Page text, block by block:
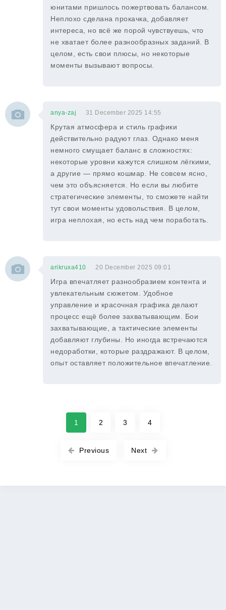
юнитами пришлось пожертвовать балансом.
Неплохо сделана прокачка, добавляет
интереса, но всё же порой чувствуешь, что
не хватает более разнообразных заданий. В
целом, есть свои плюсы, но некоторые
моменты вызывают вопросы.
anya-zaj 31 December 2025 14:55
Крутая атмосфера и стиль графики
действительно радуют глаз. Однако меня
немного смущает баланс в сложностях:
некоторые уровни кажутся слишком лёгкими,
а другие — прямо кошмар. Не совсем ясно,
чем это объясняется. Но если вы любите
стратегические элементы, то сможете найти
тут свои моменты удовольствия. В целом,
игра неплохая, но есть над чем поработать.
arikruxa410 20 December 2025 09:01
Игра впечатляет разнообразием контента и
увлекательным сюжетом. Удобное
управление и красочная графика делают
процесс ещё более захватывающим. Бои
захватывающие, а тактические элементы
добавляют глубины. Но иногда встречаются
недоработки, которые раздражают. В целом,
опыт оставляет положительное впечатление.
Previous
1 2 3 4
Next